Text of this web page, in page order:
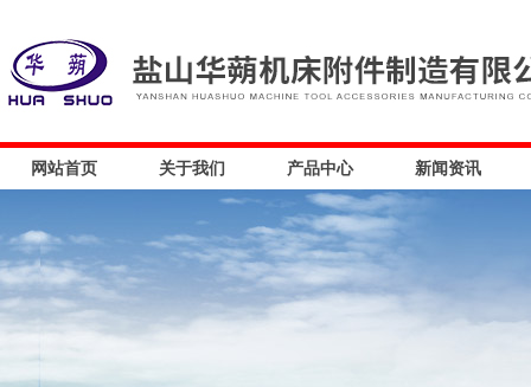
网站首页 关于我们 产品中心 新闻资讯